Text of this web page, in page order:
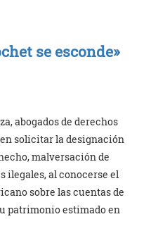
se esconde»
abogados de derechos
solicitar la designación
malversación de
ilegales, al conocerse el
sobre las cuentas de
patrimonio estimado en